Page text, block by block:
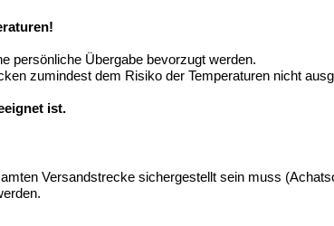
persönliche Übergabe bevorzugt werden.
zumindest dem Risiko der Temperaturen nicht
ist.
Versandstrecke sichergestellt sein muss